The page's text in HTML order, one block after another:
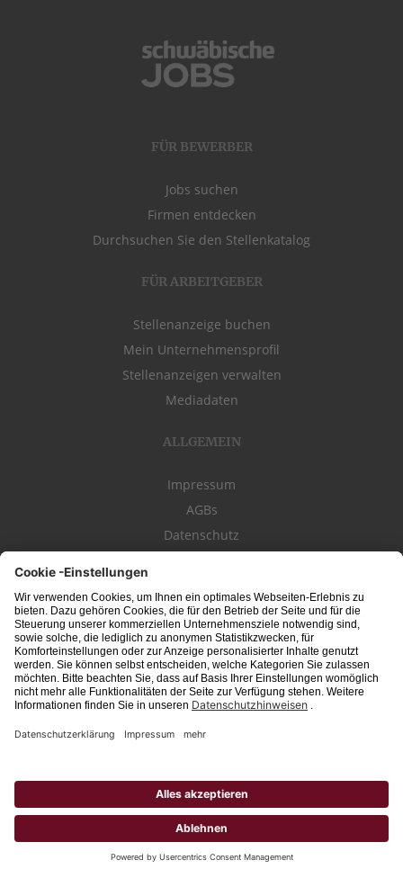
FÜR BEWERBER
Jobs suchen
Firmen entdecken
Durchsuchen Sie den Stellenkatalog
FÜR ARBEITGEBER
Stellenanzeige buchen
Mein Unternehmensprofil
Stellenanzeigen verwalten
Mediadaten
ALLGEMEIN
Impressum
AGBs
Datenschutz
schwäbischeJOBS - die Stellenbörse für die RegionBodensee, Schwaben,
Ostalbund Allgäu. Alle Jobs im Süden!
Auszubildende, Berufseinsteiger, Fachkräfte und Führungskräfte! Aktuelle
Zeitung, Aalener Nachrichten, Lindauer Zeitung, Gränzbote, Heuberger Bote
Südfinder(ehem. Südjob / jobsüd).
Hinweis: Unabhängig von ihrer konkreten Bezeichnung schließen alle
Berufsbezeichnungen sowohl weibliche, männliche als auch Personen des
dritten Geschlechts mit ein.